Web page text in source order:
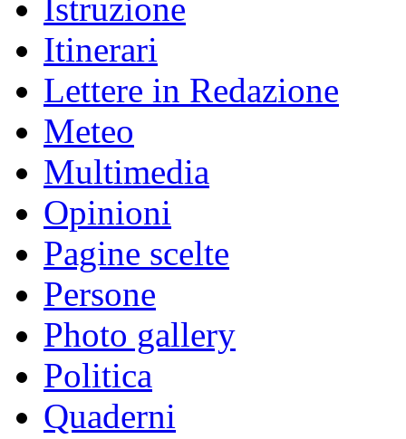
Istruzione
Itinerari
Lettere in Redazione
Meteo
Multimedia
Opinioni
Pagine scelte
Persone
Photo gallery
Politica
Quaderni